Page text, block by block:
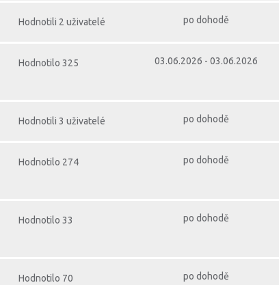
Hodnotili 2 uživatelé po dohodě
Hodnotilo 325
03.06.2026 - 03.06.2026
Hodnotili 3 uživatelé po dohodě
Hodnotilo 274
po dohodě
Hodnotilo 33
po dohodě
Hodnotilo 70
po dohodě